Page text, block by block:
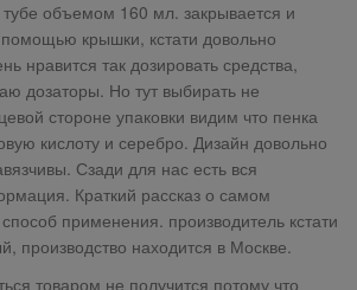
объемом 160 мл. закрывается и
крышки, кстати довольно
нравится так дозировать средства,
дозаторы. Но тут выбирать не
стороне упаковки видим что пенка
кислоту и серебро. Дизайн довольно
Сзади для нас есть вся
Краткий рассказ о самом
применения. производитель кстати
производство находится в Москве.
товаром не получится потому что